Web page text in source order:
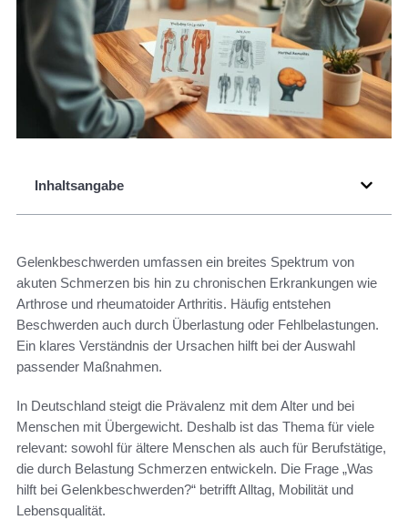
Inhaltsangabe
Gelenkbeschwerden umfassen ein breites Spektrum von
akuten Schmerzen bis hin zu chronischen Erkrankungen wie
Arthrose und rheumatoider Arthritis. Häufig entstehen
Beschwerden auch durch Überlastung oder Fehlbelastungen.
Ein klares Verständnis der Ursachen hilft bei der Auswahl
passender Maßnahmen.
In Deutschland steigt die Prävalenz mit dem Alter und bei
Menschen mit Übergewicht. Deshalb ist das Thema für viele
relevant: sowohl für ältere Menschen als auch für Berufstätige,
die durch Belastung Schmerzen entwickeln. Die Frage „Was
hilft bei Gelenkbeschwerden?“ betrifft Alltag, Mobilität und
Lebensqualität.